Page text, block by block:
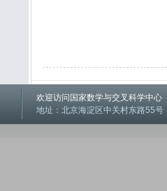
欢迎访问国家数学与交叉科学中
地址：北京海淀区中关村东路55